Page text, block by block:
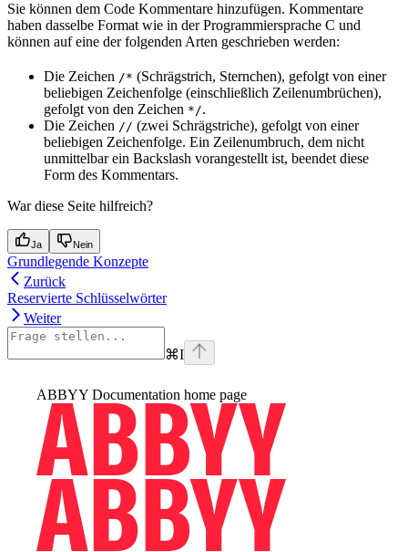
Sie können dem Code Kommentare hinzufügen. Kommentare
haben dasselbe Format wie in der Programmiersprache C und
können auf eine der folgenden Arten geschrieben werden:
Die Zeichen /* (Schrägstrich, Sternchen), gefolgt von einer
beliebigen Zeichenfolge (einschließlich Zeilenumbrüchen),
gefolgt von den Zeichen */.
Die Zeichen // (zwei Schrägstriche), gefolgt von einer
beliebigen Zeichenfolge. Ein Zeilenumbruch, dem nicht
unmittelbar ein Backslash vorangestellt ist, beendet diese
Form des Kommentars.
War diese Seite hilfreich?
Ja Nein
Grundlegende Konzepte
Zurück
Reservierte Schlüsselwörter
Weiter
⌘I
ABBYY Documentation home page